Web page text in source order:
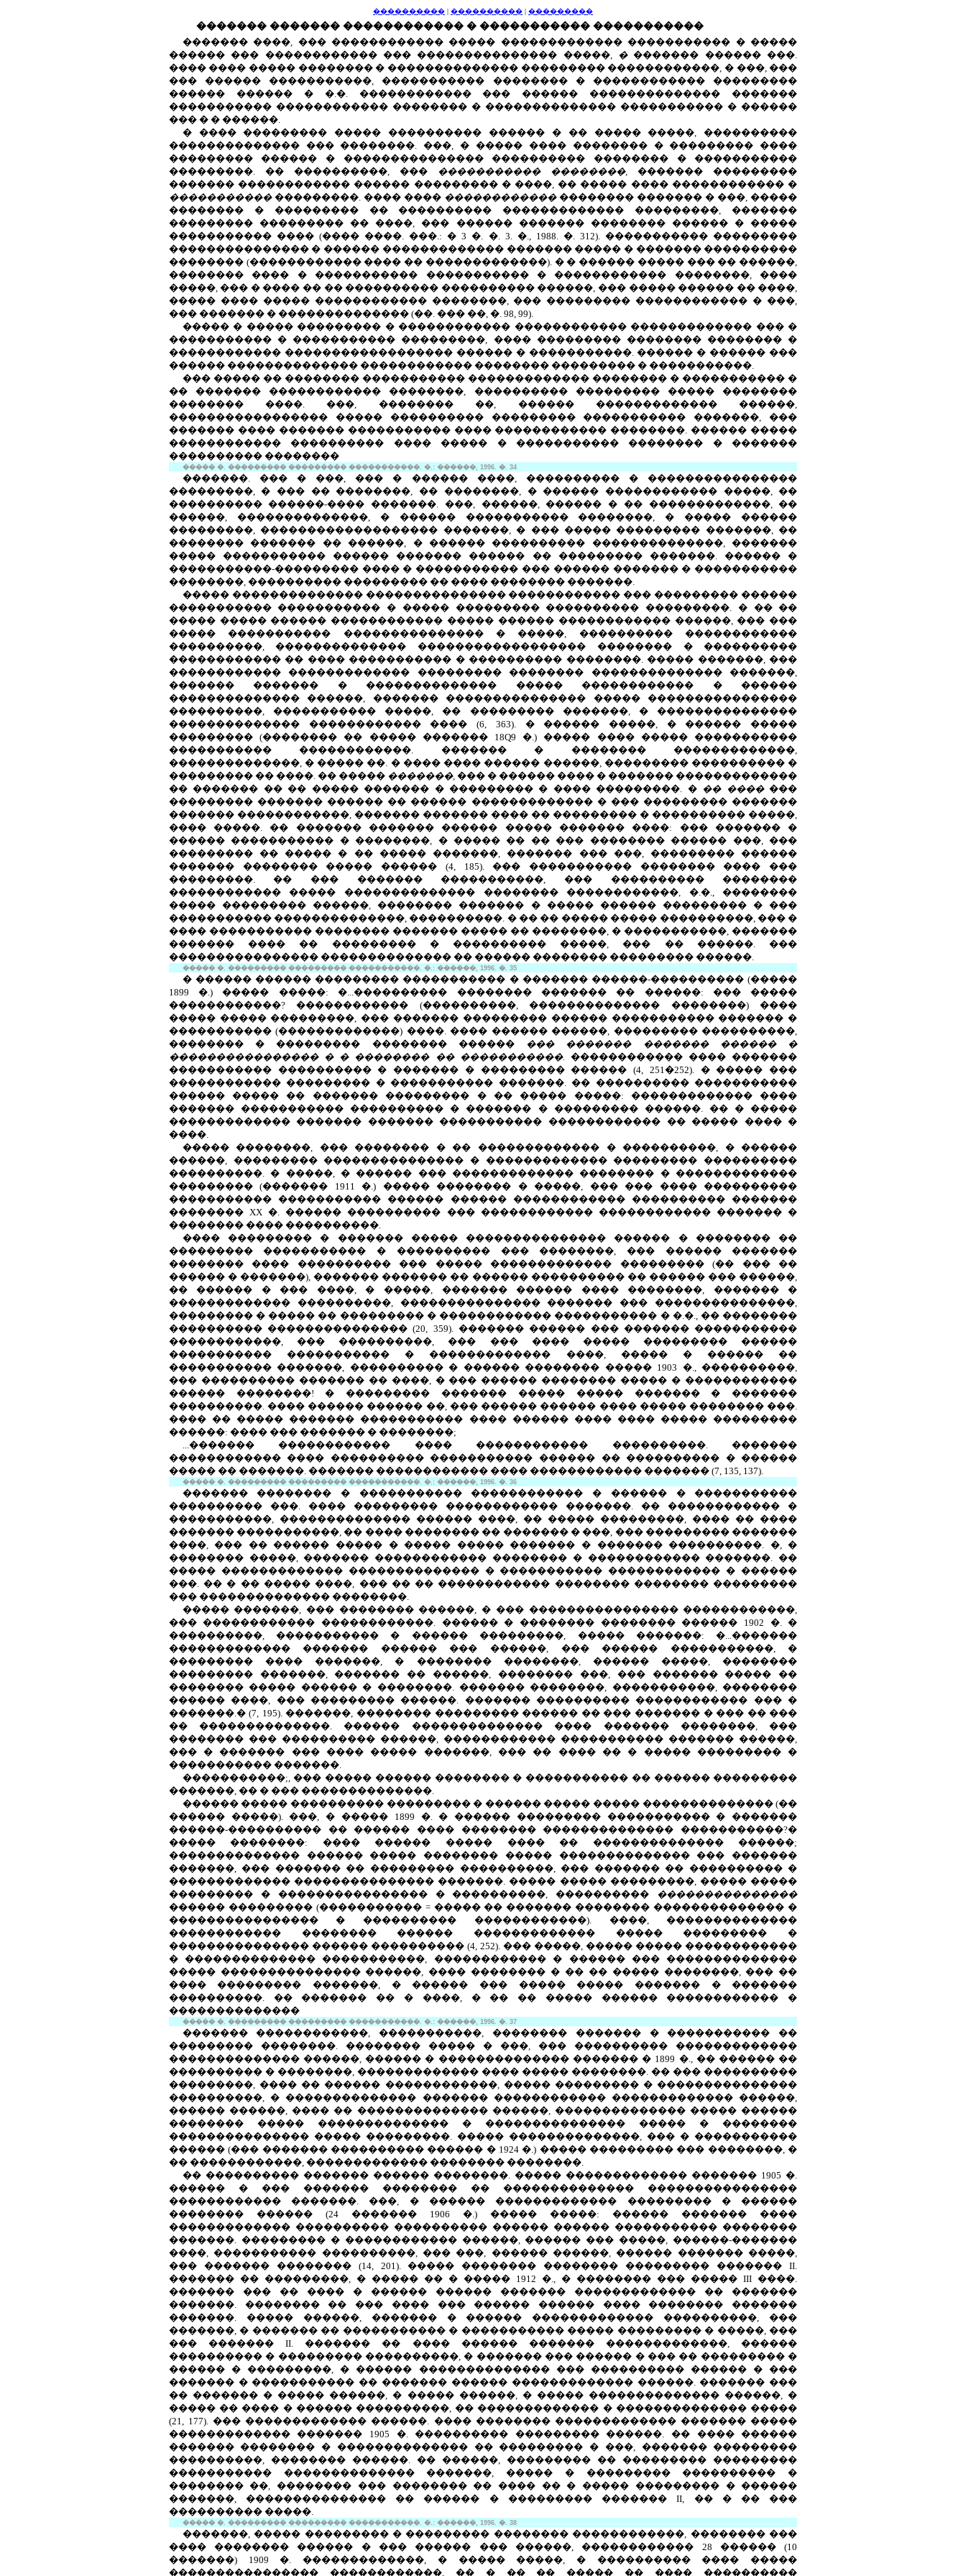
���������� | ���������� | ���������
������� ������� ������������ � ����������� �����������
������� ����, ��� ������������ ����� ������������� ����������� � �����
������ ��� ������������ ��� ��������������� �����, �������� ������ ���.
���� ���� ����� �������� � �������������� ��������� ������������, � ���, ���
��� ������ �����������, ����������� �������� � ������������ ���������
������ ������ � �.�. ������������ ��� ������ �������������� �������
����������� ������������ �������� � �������������� ����������� � ������
��� � � ������.
� ���� ��������� ����� ���������� ������ � �� ����� �����, ����������
�������������� ��� ��������. ���, � ����� ���� �������� � ��������� ����
��������� ������ � ��������������� ���������� �������� � �����������
���������. �� ����������, ��� ����������� ��������,������� ���������
������� ������������ ������ ��������� � ����, �� ����� ���� ������������ �
����������� ���������. ���� ���� �������������������� ������� � ���, �����
�������� � ��������� �� ���������� ������������� ���������, �������
��������� ��������� �� ����, ��� ������ ������� �������� ������ � �����
����������� ���� (���� ����. ���.: � 3 �. �. 3. �., 1988. �. 312). ����������� ���������
��������������� � ������ ������������� ������� ����� � ������� ����������
�������� (������������ ���� �� �������������). � � ������ ����� ��� �� ������,
�������� ���� � ����������� ����������� � ������������ ��������, ����
�����, ��� � ���� �� �� ���������� ���������� ������, ��� ����� ������ �� ����,
����� ���� ����� ������������ ��������, ��� ��������� ������������ � ���,
��� ������� � �������������� (��. ��� ��, �. 98, 99).
����� � ����� ��������� � ������������ ������������ ������������� ��� �
����������� � ����������� ���������, ���� ��������� �������� �������� �
������������ ������������������ ������ � �����������. ������ � ������ ���
������ �������������� ������������ �������� ��������� � �����������.
��� ����� �� �������� ����������� ������������� �������� � ����������� �
�� ������� ������������ ��������, ���������� ��������� ����� ��������
�������� ����. ���, �������� ��, ������ ������������� ������,
����������������� ����� ���������� ��������� ����������� �������, ���
������� ���� ������� ����������� ���� ������������ ��������. ������ �����
������������ ���������� ���� ����� � ����������� �������� � �������
���������� ��������
����� �. ��������� ��������� �����������. �.: ������, 1996. �. 34
�������. ��� � ���, ��� � ������ ����, ���������� � ����������������
���������, � ��� �� ��������, �� ��������, � ������ ������������ �����, ��
���������� ������-���� �������. ���, ������, ������ � �� �������������, ��
������, ��������������, � ������ ����������� ��������, � ����� ������
���������, ������������������� �������, � ��� ����� ��������� �������, ��
�������� ������� �� ������, � ������ ���������� ��������������, �������
����� ����������� ������ ������� ������ �� ��������� �������. ������ �
�����������-��������� ���� � ����������� ��� ������ ������� � �����������
��������, ���������� ��������� �� ���� �������� �������.
����� �������������� ��������������� ������������ ��� ��������� ������
����������� ����������� � ����� ��������� ���������� ���������. � �� ��
����� ����� ������ ������������ ����� ������ ������������ ������, ��� ���
����� ����������� ��������������� � �����, ���������� ������������
����������, �������������� ������������������ �������� � ����������
������������ �� ���� ����������� � ���������� ��������. ����� �������, ���
������������ ������������� ��������� �������� �������������� �������,
������� ������� � �������������� ����� ������������ � ������
�������������� ������, ������� ��������������� ����� ����������������
����������, ����������� �����, �� ��������� �������, � ���������������
�������������� ������������ ���� (6, 363). � ������ �����, � ������ �����
��������� (�������� �� ����� ������� 18Q9 �.) ����� ���� ����� �����������
����������� ������������. ������� � �������� �������������,
��������������, � ����� ��. � ���� ���� ������ ������, ��������� ���������� �
��������� �� ����. �� ����� �������,��� � ������ ���� � ������� �������������
�� ������� �� �� ����� ������� � ��������� � ���� ���������. � �� �������
��������� ������� ������ �� ������ ������������� � ��� ��������� �������
������� ������������, ������� ������� ���� �� ��������� � ���������� �����,
���� �����. �� ������� ������� ������ ����� ������� ����: ��� ������� �
������ ����������� � ��������, � ����� �� �� ��� �������� ������ ���, ���
��������� �� ����� � �� ����� �������, ������� ��� ���, ��������� ������
������� �������� ����� ������ (4, 185). ��� ����������� �������� ���� ���
���������. �� ��� ������� �����������, ��� ���������� ��������
������������ ����� �������������� �������� ������������, �.�., ��������
����� ��������� ������, �������� ������� � ����� ������ ��������� � ���
����������� ��������������, ����������. � �� �� ����� ����� ����������, ��� �
���� ����������� �������� ������� ����� �� ��������, � �����������, �������
������� ���� �� ��������� � ���������� �����, ��� �� ������. ���
���������������� �������������� �� ������ �������� ��������� ������.
����� �. ��������� ��������� �����������. �.: ������, 1996. �. 35
� ������ ������ ��������� ����������� � ������� ������-���������� (�����
1899 �.) ����� �����: �...���������� �������� ������� �� ������: ��� �����
������������? ������������ (����������, �������������� ��������) ����
����� ����� ���������, ��� ������� ��������� ������ ����������� ������� �
����������� (�������������) ����. ���� ������ ������, ��������� ����������,
�������� � ��������� �������� ������ ��� ������� ������� ������ �
���������������� � � �������� �� �����������. ������������ ���� �������
����������� ���������� � ������� � ��������� ������ (4, 251�252). � ����� ���
������������ ��������� � ����������� �������. �� ���������� �����������
������ ����� �� ������� ��������� � �� ����� �����: ������������� ����
������� ����������� ���������� � ������� � ��������� ������. �� � �����
������������� ������� ������� ����������� ������������ �� ����� ���� �
����.
����� ��������, ��� �������� � �� ������������� � ����������, � ������
������, ��������� ��������������� � ������������� ��������� ����������
����������. � �����, � ������ ��� ������������� �������� � �������������
��������� (������� 1911 �.) ����� �������� � �����, ��� ��� ���� ����������
����������� ����������� ������ ������ ������������ ���������� �������
�������� XX�. ������ ���������� ��� ������������ ������������ ������� �
�������� ���� ����������.
���� ��������� � ������� ����� ��������������� ������ � �������� ��
��������� ����������� � ���������� ��� ��������, ��� ������ �������
�������� ���� ���������� ��� ����� ������������� ��������� (�� ��� ��
������ � �������), ������� ������� �� ������ ���������� �� ������ ��� ������,
�� ������ � ��� ����, � �����, ������� ������ ���� ��������, ������� �
������������� ����������, ��������������� ������� ��� ���������������,
��������� � ����� �� ��������� � ������������ ����������� � �.�., �� ��������
���������� ��������������� (20, 359). ������� ������ ��� ������� �����������
������������, ��� ����������, ��� ��� ���� ����� ��������� ������
����������� ����������� � ������������� ����, ����� � ������ ��
����������� �������, ���������� � ������ �������� ����� 1903 �., ����������,
��� ���������� ������� �� ����, � ��� ������ �������� ����� � ������������
������ ��������! � ��������� ������� ����� ����� ������� � �������
����������. ���� ������ ������ ��, ��� ������ ������ ���� ����� �������� ���.
���� �� ����� ������� ����������� ���� ������ ���� ���� ����� ���������
������: ���� ��� ������� � ��������;
...������� ������������ ���� ������������ ����������. �������
������������ ���� ���������� ����������� ������ �� ���������� � ������
����� �� �������. ������� ������������ ���� ������������ ������� (7, 135, 137).
����� �. ��������� ��������� �����������. �.: ������, 1996. �. 36
������� �������� � ����������� ������������ � ������ � �����������
���������� ���. ���� ��������� ������������ �������. �� ������������ �
�����������, �������������� ������ ����, �� ����� ���������, ���� �� ����
������� �����������, �� ���� �������� �� ������� � ���, ��� ��������� �������
����, ��� �� ������ ����� � ����� ����� ������� � ������� ����������. �, �
�������� �����, ������� ������������ �������� � ������������ �������. ��
����� ������������� �������������� � ����������� ������������ � ������
���. �� � �� ����� ����, ��� �� �� ������������ �������� �������� ���������
��� �������������� ��������.
����� �������, ��� �������� ������, � ��� ���������������� ������������,
��� ������������ ������������. ������ � �������� �������� ������ 1902 �. �
����������, ����������� � ������ ���������, ����� �������: �...�������
������������� ������� ������ ��� ������, ��� ������ �����������, �
��������� ���� �������, � �������� ��������, ������ �����, ��������
��������� �������, ������� �� ������, �������� ���, ��� ������� ����� ��
�������� ����� ������ � ��������. ������� ��������, �����������, ��������
������ ����, ��� ��������� ������. ������� ���������� ������������ ��� �
�������.� (7, 195). �������, �������� ��������� ������ �� ��� ������� � ��� �� ���
�� ��������������. ������ �������������� ���� ������� ��������, ���
�������� ��� ���������� ������, ������������ ����������� ������� ������,
��� � ������� ��� ���� ����� �������, ��� �� ���� �� � ����� ��������� �
����������� �������.
�����������;, ��� ����� ������ �������� � ����������� �� ������ ���������
�������, �� � ��� ��������������.
������ ����� ���������� ��������� � ������ ����� ����� �������������� (��
������ �����). ���, � ����� 1899 �. � ������ ��������� ����������� � �������
������-���������� �� ������ ���� �������� �������������� �����������?�
����� ��������: ���� ������ ����� ���� �� �������������� ������;
�������������� ������ ����� �������� ����� �������������� ��� �������
�������, ��� ������� �� ��������� ����������, ��� ������� �� ���������� �
������������� ��������������� �������. ����� ����� ���������, ����� �����
��������� � ���������������� � ����������, ���������� ���������������
������ ��������� (����������� = ����� �� ������� �������� �������������� �
���������������� � ���������� ������������). ����, ��������������
������������ �������� ������ ������������� ����� ��������� �
��������������� ������ ���������� (4, 252). ��� �����, ����� ����� ������������
� �������������� �����������, ������������ � ������ ��� ��������������
����� ��������������� ������, ���� �������� � �� �� ����� ��������, ��� ��
���� ��������� �������, � ������ ��� ����� ����� ������� � �������
����������. �� ������� �� � ����, � �� �� ����� ������ ������������ �
��������������
����� �. ��������� ��������� �����������. �.: ������, 1996. �. 37
������� ������������, �����������, �������� ������� � ����������� ��
��������� ��������. �������� ����� � ���, ��� ���������� �������������
�������������� ������, ������ � �������������� ������� � 1899 �., �� ������ ��
���������� � ��������, ������������� ���� ����� ��������. �� ��� ����������
���������, ���� �� ������ ������������, ����� ��������� � ���������������
����������, � �������������� ������� ������������ ������������� ������,
������ ������, ���� �� �������������� ������, �������������� ����� ������
�������� ����� �������������� � ��������������� ����� � ��������
��������������� ����� ���������. ����� ��������������, ��� � �����������
������ (��� ������� ���������� ������ � 1924 �.) ����� ��������� ��� ��������, �
�� ������������, ������������� �������� ��������.
�� ���������� ������� ������ ��������. ����� ������������� ������� 1905 �.
������ � ��� ������� �������� �� �������������� ����������������
������������ �������. ���, � ������ ������������� ��������� � ������
�������� ������ (24 ������� 1906 �.) ����� �����: ������ ������� ����
������������� ���������� ���������� ������ ������ ����������� ��������
�������. ��������� � ������������ ������, ������ ��� �����, ������-�������
����, ����������� ����������, ��� ���, ������ ������, ������ ������� �����,
��� ������� �������� (14, 201). ����� �������� �������� ��������� �������II.
������� �� ���������, � ����� �� � ����� 1912 �., � �������� ��� �����III ����.
������� ��� �� ���� � ������ ������ ������� ������������� �� �������
�������. �������� �� ��� ���� ��� ������ ������ ���� �������� �������
�������. ����� ������, ������� � ������ ������������� ����������, ���
�������, � ������� �� ����������� � ����������� ����� ��������� � �����, ���
��� �������II. ������� �� ���� ������ ������� �������������, ������
���������� � ��������� ����������, � ������� ��� ������ � ��� �� ��������� �
������ � ���������, � ������ �������������� ��� ���������� ������ � ���
������� � ����������� �� ������� ������ ������������� ������. ������� ���
�� ������� � ����� ������, � ����� ������, � ����� �������������� ������, �
����� �� ���� � ������ ����������, �� ������������� � �������������� �����
(21, 177). ��� ������������� ������. ���� �������� ������������� ������� �����
������������� ������� 1905 �. ���������� ��������� ������. �� ���� ������
������� �������� � �������������� �� ��������� � ���, ������� ���������
����������, �������� ������. �� ������, ��������� �� ��������� ���������
����������� �������������� �������, ����� � ��������� ���������� �
�������� ��, �������� ��� �������� �� ���� �� � ����� ��������� � ������
�������, ��������������� �� ������ � ��������� �������II, �� � �� ���
���������� �����.
����� �. ��������� ��������� �����������. �.: ������, 1996. �. 38
�������, ����� ��������� � ��������� �������� ������������, �������� ���
���� �������� ������ � ��� ������ ��� ������, ������������ 28 ������ (10
�������) 1909 �. �������������, � ����� �����, � ���������� ���� �����
���������������� ������������, �� � �� �� ����� �� ���� ����������